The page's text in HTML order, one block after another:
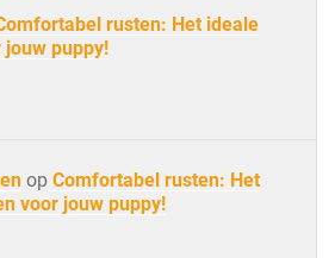
rusten: Het ideale
jouw puppy!
op Comfortabel rusten: Het
voor jouw puppy!